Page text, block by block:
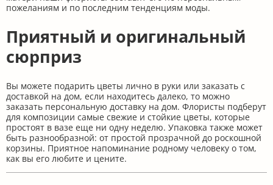
пожеланиям и по последним тенденциям моды.
Приятный и оригинальный
сюрприз
Вы можете подарить цветы лично в руки или заказать с
доставкой на дом, если находитесь далеко, то можно
заказать персональную доставку на дом. Флористы подберут
для композиции самые свежие и стойкие цветы, которые
простоят в вазе еще ни одну неделю. Упаковка также может
быть разнообразной: от простой прозрачной до роскошной
корзины. Приятное напоминание родному человеку о том,
как вы его любите и цените.